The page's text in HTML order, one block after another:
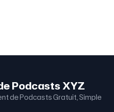
Podcasts XYZ
de Podcasts Gratuit, Simple